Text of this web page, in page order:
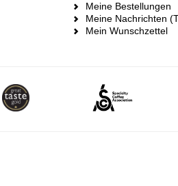
Meine Bestellungen
Meine Nachrichten
Mein Wunschzettel